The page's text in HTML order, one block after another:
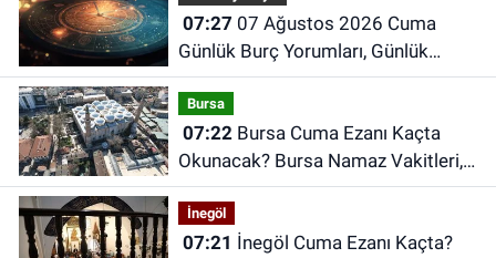
07:27
Günlük Burç Yorumları, Günlük
Astroloji Rehberi
Bursa
07:22Bursa Cuma Ezanı Kaçta
Okunacak? Bursa Namaz Vakitleri,
Bursa Ezan Saatleri | 07 Ağustos
2026 Cuma
İnegöl
07:21